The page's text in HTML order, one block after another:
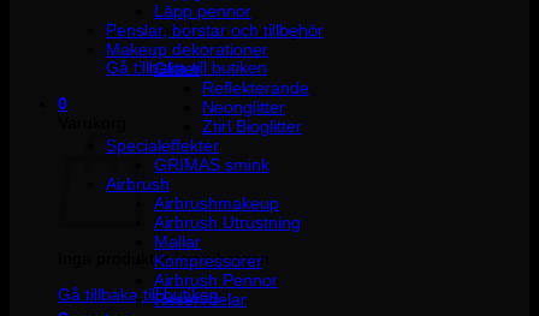
Inga produkter i varukorgen.
Gå tillbaka till butiken
0
Inga produkter i varukorgen.
Gå tillbaka till butiken
Läpp pennor
Penslar, borstar och tillbehör
Makeup dekorationer
Glitter
Reflekterande
Neonglitter
Ztirl Bioglitter
Specialeffekter
GRIMAS smink
Airbrush
Airbrushmakeup
Airbrush Utrustning
Mallar
Kompressorer
Airbrush Pennor
Reservdelar